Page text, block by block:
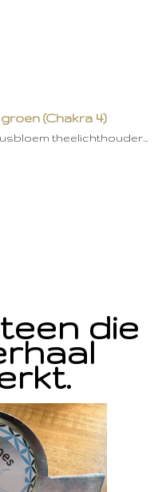
(Chakra 4)
theelichthouder…
die